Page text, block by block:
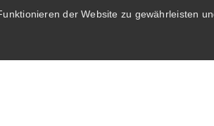
der Website zu gewährleisten